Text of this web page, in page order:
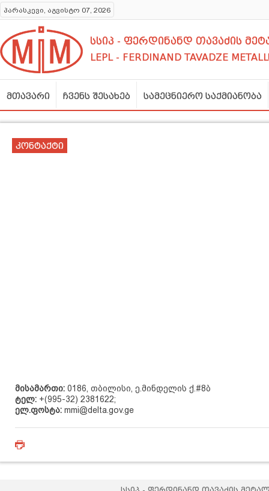
პარასკევი, აგვისტო 07, 2026
სსიპ - ფერდინანდ თავაძის
LEPL - FERDINAND TAVADZE
მთავარი ჩვენს შესახებ სამეცნიერო საქმიანობა
კონტაქტი
მისამართი: 0186, თბილისი, ე.მინდელის ქ.#8ბ
ტელ: +(995-32) 2381622;
ელ.ფოსტა: mmi@delta.gov.ge